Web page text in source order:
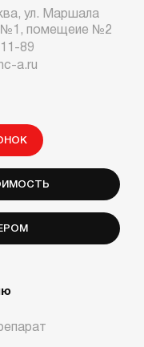
ул. Маршала
№1, помещеие №2
89
a.ru